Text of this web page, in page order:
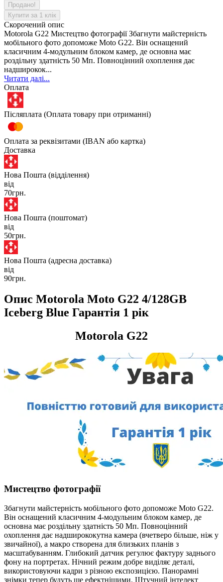
Продано!
Купити за 1 клiк
Скорочений опис
Motorola G22 Мистецтво фотографії Збагнути майстерність
мобільного фото допоможе Moto G22. Він оснащений
класичним 4-модульним блоком камер, де основна має
роздільну здатність 50 Мп. Повноцінний охоплення дає
надширокок...
Читати далі...
Оплата
Післяплата (Оплата товару при отриманні)
Оплата за реквізитами (IBAN або картка)
Доставка
Нова Пошта (відділення)
від
70грн.
Нова Пошта (поштомат)
від
50грн.
Нова Пошта (адресна доставка)
від
90грн.
Опис Motorola Moto G22 4/128GB
Iceberg Blue Гарантія 1 рік
Motorola G22
Мистецтво фотографії
Збагнути майстерність мобільного фото допоможе Moto G22.
Він оснащений класичним 4-модульним блоком камер, де
основна має роздільну здатність 50 Мп. Повноцінний
охоплення дає надширококутна камера (вчетверо більше, ніж у
звичайної), а макро створена для близьких планів з
масштабуванням. Глибокий датчик регулює фактуру заднього
фону на портретах. Нічний режим добре виділяє деталі,
використовуючи кадри з різною експозицією. Панорамні
знімки тепер будуть ще ефектнішими. Штучний інтелект